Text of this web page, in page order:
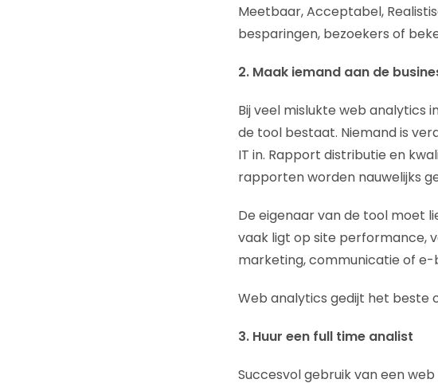
Meetbaar, Acceptabel,
besparingen, bezoekers of
2. Maak iemand aan de
Bij veel mislukte web analytics
de tool bestaat. Niemand is
IT in. Rapport distributie en
rapporten worden nauwelijks
De eigenaar van de tool moet
vaak ligt op site performance,
marketing, communicatie of e-
Web analytics gedijt het beste
3. Huur een full time analist
Succesvol gebruik van een